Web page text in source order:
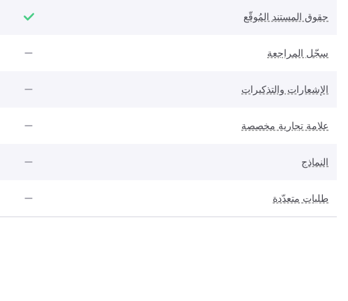
حقوق المستند المُوقّع
سجّل المراجعة
الإشعارات والتذكيرات
علامة تجارية مخصصة
النماذج
طلبات متعدّدة